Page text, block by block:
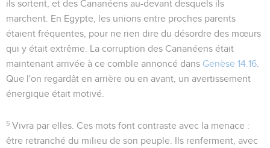
ils sortent, et des Cananéens au-devant desquels ils
marchent. En Egypte, les unions entre proches parents
étaient fréquentes, pour ne rien dire du désordre des mœurs
qui y était extrême. La corruption des Cananéens était
maintenant arrivée à ce comble annoncé dans Genèse 14.16
Que l'on regardât en arrière ou en avant, un avertissement
énergique était motivé.
5 Vivra par elles . Ces mots font contraste avec la menace :
être retranché du milieu de son peuple . Ils renferment, avec